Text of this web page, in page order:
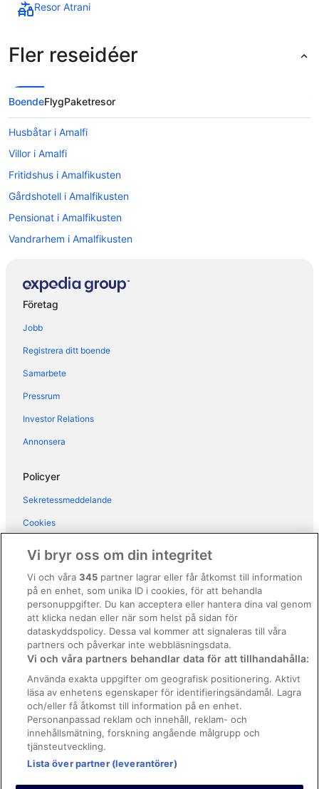
Resor Atrani
Fler reseidéer
BoendeFlygPaketresor
Husbåtar i Amalfi
Villor i Amalfi
Fritidshus i Amalfikusten
Gårdshotell i Amalfikusten
Pensionat i Amalfikusten
Vandrarhem i Amalfikusten
Husvagnscampingar i Amalfikusten
Värdshus i Amalfikusten
Hotell i Centrala Positano
5-Stjärniga hotell i Amalfikusten
Hotell i Conca dei Marini
Hotell i Maiori
Hotell i Pimonte
Hotell i Pompeji
Hotell i Positano
Hotell i Praiano
Hotell i Ravello
Hotell i Salerno
Hotell i San Cosma
Hotell i Scala
Hotell i Tramonti
Hotell i Vico Equense
Hotell i Vietri sul Mare
Bostäder i Positano
Företag
Jobb
Registrera ditt boende
Samarbete
Pressrum
Investor Relations
Annonsera
Policyer
Sekretessmeddelande
Cookies
Regler och villkor för Vrbo
Tillgänglighetsanpassning
Juridisk information/Kontakta oss
Riktlinjer för innehåll och anmäla innehåll
Hjälp
Kontakta oss
Avboka eller ändra din bokning
Boka ett flyg med flygbolagskredit
Återbetalningsprocess och tidslinjer
Vi bryr oss om din integritet
Vi och våra345 partner lagrar eller får åtkomst till information
på en enhet, som unika ID i cookies, för att behandla
personuppgifter. Du kan acceptera eller hantera dina val genom
att klicka nedan eller när som helst på sidan för
dataskyddspolicy. Dessa val kommer att signaleras till våra
partners och påverkar inte webbläsningsdata.
Vi och våra partners behandlar data för att tillhandahålla:
Använda exakta uppgifter om geografisk positionering. Aktivt
läsa av enhetens egenskaper för identifieringsändamål. Lagra
och/eller få åtkomst till information på en enhet.
Personanpassad reklam och innehåll, reklam- och
innehållsmätning, forskning angående målgrupp och
tjänsteutveckling.
Lista över partner (leverantörer)